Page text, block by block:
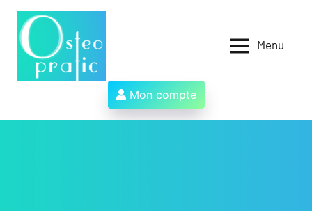
Aller
contenu
des
ostéopathes
et
Menu
Mon compte